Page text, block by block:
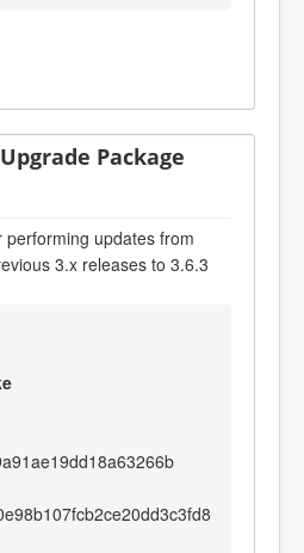
Package
updates from
3.x releases to 3.6.3